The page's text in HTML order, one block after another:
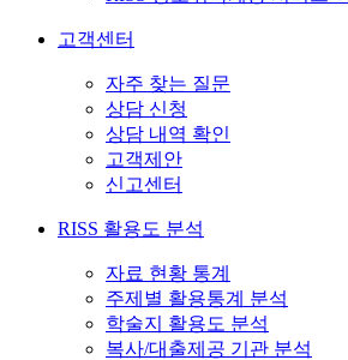
고객센터
자주 찾는 질문
상담 신청
상담 내역 확인
고객제안
신고센터
RISS 활용도 분석
자료 현황 통계
주제별 활용통계 분석
학술지 활용도 분석
복사/대출제공 기관 분석